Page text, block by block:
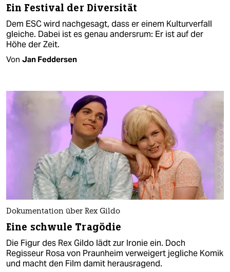
Ein Festival der Diversität
Dem ESC wird nachgesagt, dass er einem Kulturverfall
gleiche. Dabei ist es genau andersrum: Er ist auf der
Höhe der Zeit.
Von Jan Feddersen
Dokumentation über Rex Gildo
Eine schwule Tragödie
Die Figur des Rex Gildo lädt zur Ironie ein. Doch
Regisseur Rosa von Praunheim verweigert jegliche Komik
und macht den Film damit herausragend.